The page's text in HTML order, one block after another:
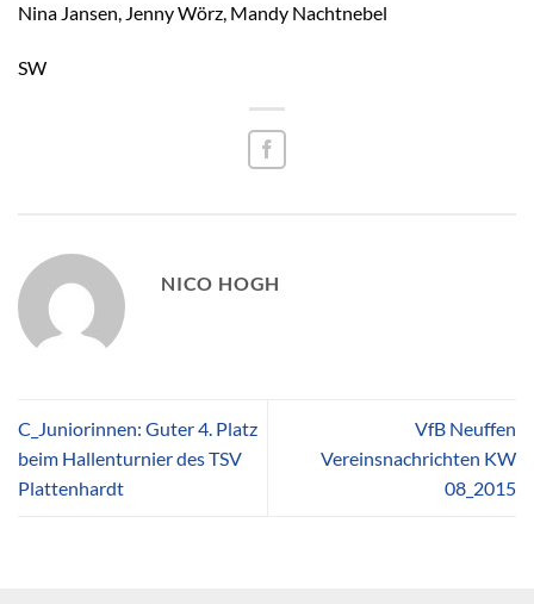
Nina Jansen, Jenny Wörz, Mandy Nachtnebel
SW
NICO HOGH
C_Juniorinnen: Guter 4. Platz
beim Hallenturnier des TSV
Plattenhardt
VfB Neuffen
Vereinsnachrichten KW
08_2015